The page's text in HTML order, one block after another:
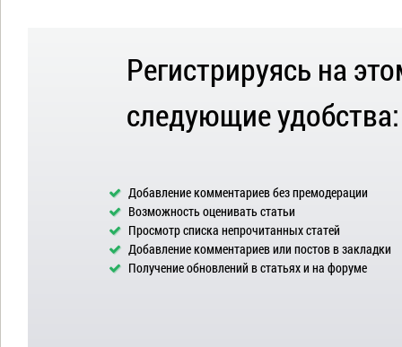
Регистрируясь на
следующие удобства:
Добавление комментариев без премодерации
Возможность оценивать статьи
Просмотр списка непрочитанных статей
Добавление комментариев или постов в закладки
Получение обновлений в статьях и на форуме